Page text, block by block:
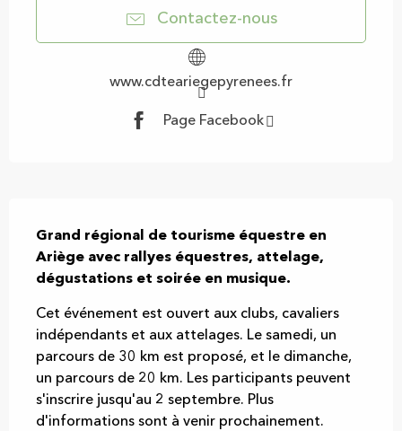
Contactez-nous
www.cdteariegepyrenees.fr
Page Facebook
Grand régional de tourisme équestre en
Ariège avec rallyes équestres, attelage,
dégustations et soirée en musique.
Cet événement est ouvert aux clubs, cavaliers
indépendants et aux attelages. Le samedi, un
parcours de 30 km est proposé, et le dimanche,
un parcours de 20 km. Les participants peuvent
s'inscrire jusqu'au 2 septembre. Plus
d'informations sont à venir prochainement.